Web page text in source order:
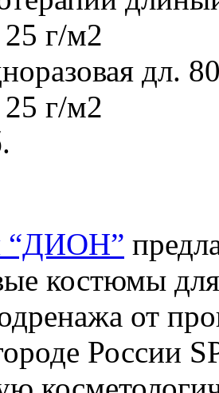
дл.
г/м2
“ДИОН”
костюмы
от
России